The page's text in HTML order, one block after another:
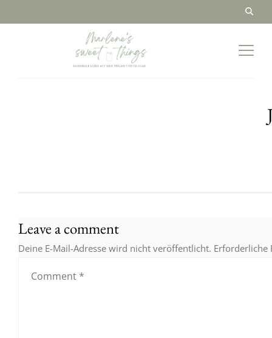
Leave a comment
Deine E-Mail-Adresse wird nicht veröffentlicht.